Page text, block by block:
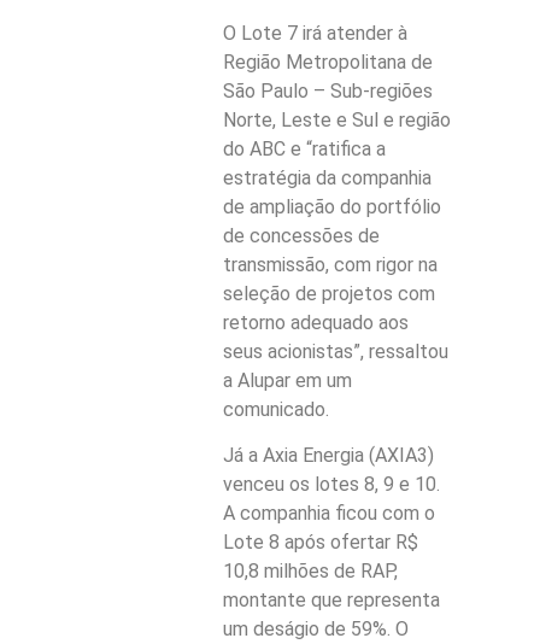
O Lote 7 irá atender à
Região Metropolitana de
São Paulo – Sub-regiões
Norte, Leste e Sul e região
do ABC e “ratifica a
estratégia da companhia
de ampliação do portfólio
de concessões de
transmissão, com rigor na
seleção de projetos com
retorno adequado aos
seus acionistas”, ressaltou
a Alupar em um
comunicado.
Já a Axia Energia (AXIA3)
venceu os lotes 8, 9 e 10.
A companhia ficou com o
Lote 8 após ofertar R$
10,8 milhões de RAP,
montante que representa
um deságio de 59%. O